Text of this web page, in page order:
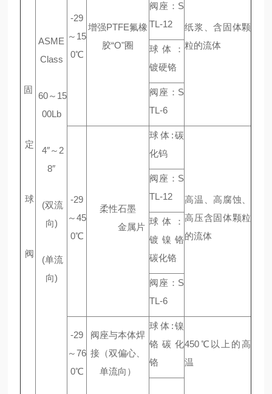
固
定
球
阀
ASME
Class
60～15
00Lb
4″～2
8″
(双流
向)
(单流
向)
-29
～15
0℃
增强PTFE氟橡
胶“O"圈
纸浆、含固体颗
粒的流体
阀座：S
TL-12
球体：
镀硬铬
阀座：S
TL-6
-29
～45
0℃
柔性石墨
金属片
球体:碳
化钨
高温、高腐蚀、
高压含固体颗粒
的流体
阀座：S
TL-12
球体：
镀镍铬
碳化铬
阀座：S
TL-6
-29
～76
0℃
阀座与本体焊
接（双偏心、
单流向）
球体:镍
铬碳化
铬
450℃以上的高
温